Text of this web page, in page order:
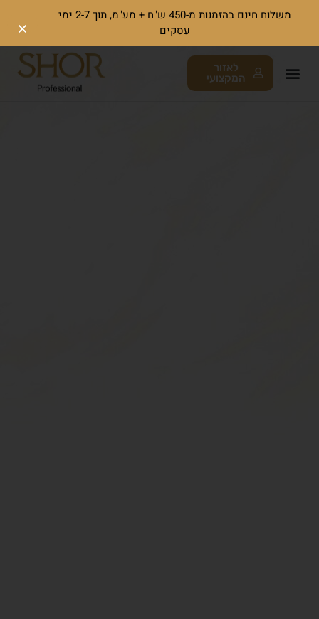
לאזור
המקצועי
משלוח חינם בהזמנות מ-450 ש"ח + מע"מ, תוך 2-7 ימי
עסקים